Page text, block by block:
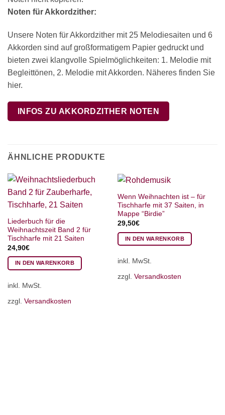
Noten für Akkordzither:
Unsere Noten für Akkordzither mit 25 Melodiesaiten und 6
Akkorden sind auf großformatigem Papier gedruckt und
bieten zwei klangvolle Spielmöglichkeiten: 1. Melodie mit
Begleittönen, 2. Melodie mit Akkorden. Näheres finden Sie
hier.
INFOS ZU AKKORDZITHER NOTEN
ÄHNLICHE PRODUKTE
Liederbuch für die
Weihnachtszeit Band 2 für
Tischharfe mit 21 Saiten
24,90€
IN DEN WARENKORB
inkl. MwSt.
zzgl. Versandkosten
Wenn Weihnachten ist – für
Tischharfe mit 37 Saiten, in
Mappe “Birdie”
29,50€
IN DEN WARENKORB
inkl. MwSt.
zzgl. Versandkosten